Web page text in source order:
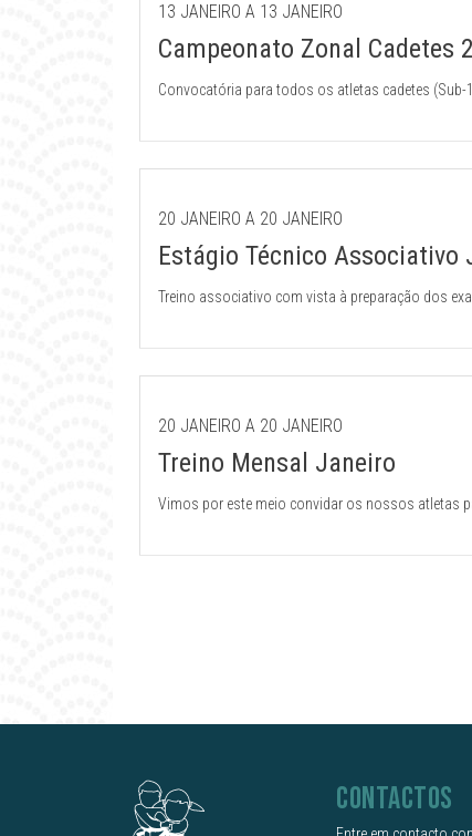
13 JANEIRO A 13 JANEIRO
Campeonato Zonal Cadetes
Convocatória para todos os atletas cadetes (Sub-
20 JANEIRO A 20 JANEIRO
Estágio Técnico Associativo
Treino associativo com vista à preparação dos
20 JANEIRO A 20 JANEIRO
Treino Mensal Janeiro
Vimos por este meio convidar os nossos atletas para o Treino Mensal de Janeiro,
CONTACTOS